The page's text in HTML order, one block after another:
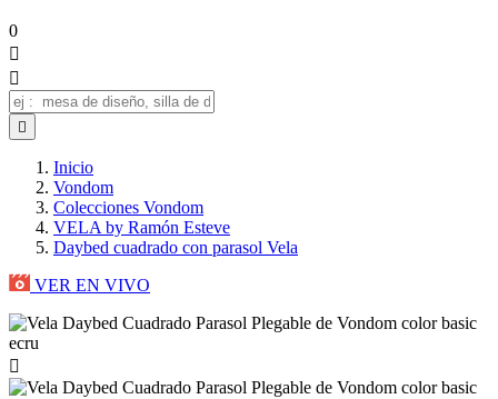
0



Inicio
Vondom
Colecciones Vondom
VELA by Ramón Esteve
Daybed cuadrado con parasol Vela
VER EN VIVO
